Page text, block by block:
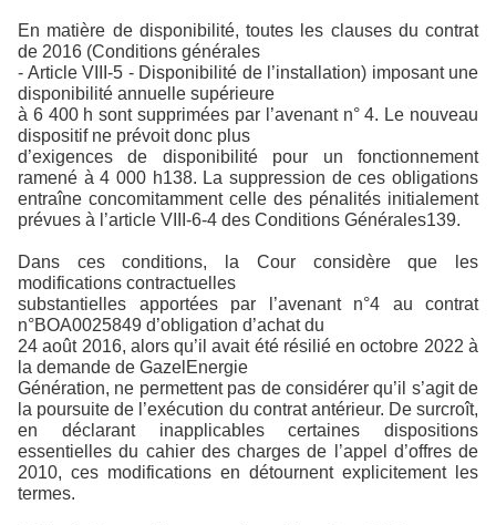
En matière de disponibilité, toutes les clauses du contrat
de 2016 (Conditions générales
- Article VIII-5 - Disponibilité de l’installation) imposant une
disponibilité annuelle supérieure
à 6 400 h sont supprimées par l’avenant n° 4. Le nouveau
dispositif ne prévoit donc plus
d’exigences de disponibilité pour un fonctionnement
ramené à 4 000 h138. La suppression de ces obligations
entraîne concomitamment celle des pénalités initialement
prévues à l’article VIII-6-4 des Conditions Générales139.
Dans ces conditions, la Cour considère que les
modifications contractuelles
substantielles apportées par l’avenant n°4 au contrat
n°BOA0025849 d’obligation d’achat du
24 août 2016, alors qu’il avait été résilié en octobre 2022 à
la demande de GazelEnergie
Génération, ne permettent pas de considérer qu’il s’agit de
la poursuite de l’exécution du contrat antérieur. De surcroît,
en déclarant inapplicables certaines dispositions
essentielles du cahier des charges de l’appel d’offres de
2010, ces modifications en détournent explicitement les
termes.